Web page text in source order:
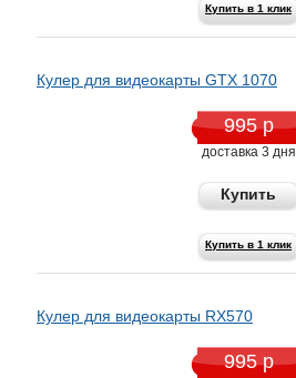
Купить в 1 клик
Кулер для видеокарты GTX 1070
995 р
доставка 3 дня
Купить
Купить в 1 клик
Кулер для видеокарты RX570
995 р